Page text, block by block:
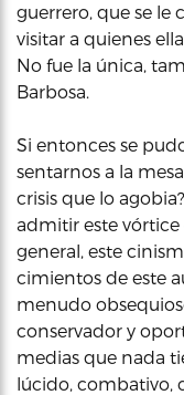
guerrero, que se le
visitar a quienes
No fue la única,
Barbosa.
Si entonces se
sentarnos a la
crisis que lo
admitir este vórtice
general, este
cimientos de este
menudo
conservador y
medias que nada
lúcido, combativo,